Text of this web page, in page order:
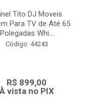
Tito DJ Moveis
Para TV de Até 65
Polegadas Whi...
Código: 44243
R$ 899,00
vista no PIX